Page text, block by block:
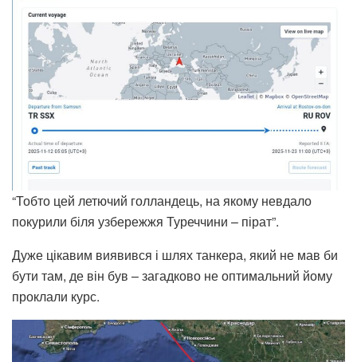
“Тобто цей летючий голландець, на якому невдало
покурили біля узбережжя Туреччини – пірат”.
Дуже цікавим виявився і шлях танкера, який не мав би
бути там, де він був – загадково не оптимальний йому
проклали курс.